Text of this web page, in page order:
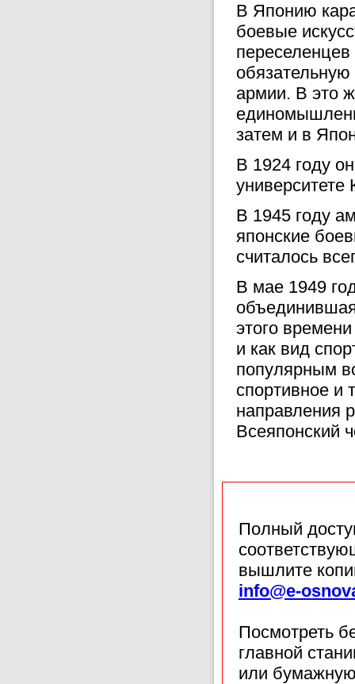
В Японию
боевые
обязательную
армии. В это
затем и в
В 1924 году
университете
В 1945 году
японские
считалось
В мае 1949
этого
и как вид
популярным
спортивное и
направления
Всеяпонский
Полный
вышлите
info@e-
Посмотреть
главной
или